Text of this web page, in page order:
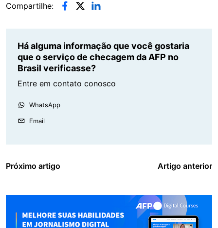
Compartilhe:
Há alguma informação que você gostaria
que o serviço de checagem da AFP no
Brasil verificasse?
Entre em contato conosco
WhatsApp
Email
Próximo artigo Artigo anterior